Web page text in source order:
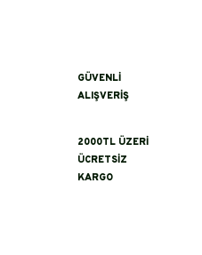
GÜVENLİ
ALIŞVERİŞ
2000TL ÜZERİ
ÜCRETSİZ
KARGO